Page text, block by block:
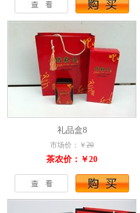
礼品盒8
市场价：￥ 20
茶农价：￥20